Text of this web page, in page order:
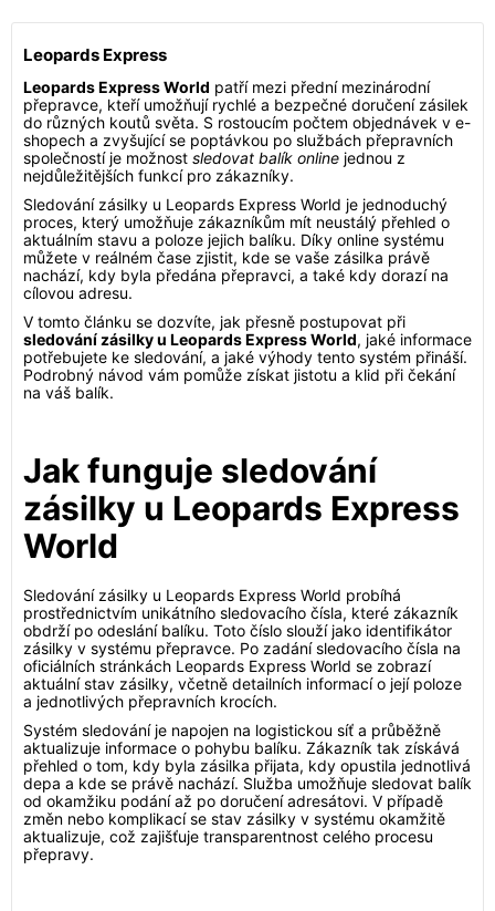
Leopards Express
Leopards Express World patří mezi přední mezinárodní
přepravce, kteří umožňují rychlé a bezpečné doručení zásilek
do různých koutů světa. S rostoucím počtem objednávek v e-
shopech a zvyšující se poptávkou po službách přepravních
společností je možnost sledovat balík online jednou z
nejdůležitějších funkcí pro zákazníky.
Sledování zásilky u Leopards Express World je jednoduchý
proces, který umožňuje zákazníkům mít neustálý přehled o
aktuálním stavu a poloze jejich balíku. Díky online systému
můžete v reálném čase zjistit, kde se vaše zásilka právě
nachází, kdy byla předána přepravci, a také kdy dorazí na
cílovou adresu.
V tomto článku se dozvíte, jak přesně postupovat při
sledování zásilky u Leopards Express World, jaké informace
potřebujete ke sledování, a jaké výhody tento systém přináší.
Podrobný návod vám pomůže získat jistotu a klid při čekání
na váš balík.
Jak funguje sledování
zásilky u Leopards Express
World
Sledování zásilky u Leopards Express World probíhá
prostřednictvím unikátního sledovacího čísla, které zákazník
obdrží po odeslání balíku. Toto číslo slouží jako identifikátor
zásilky v systému přepravce. Po zadání sledovacího čísla na
oficiálních stránkách Leopards Express World se zobrazí
aktuální stav zásilky, včetně detailních informací o její poloze
a jednotlivých přepravních krocích.
Systém sledování je napojen na logistickou síť a průběžně
aktualizuje informace o pohybu balíku. Zákazník tak získává
přehled o tom, kdy byla zásilka přijata, kdy opustila jednotlivá
depa a kde se právě nachází. Služba umožňuje sledovat balík
od okamžiku podání až po doručení adresátovi. V případě
změn nebo komplikací se stav zásilky v systému okamžitě
aktualizuje, což zajišťuje transparentnost celého procesu
přepravy.